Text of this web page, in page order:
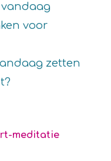
voor
zetten
meditatie